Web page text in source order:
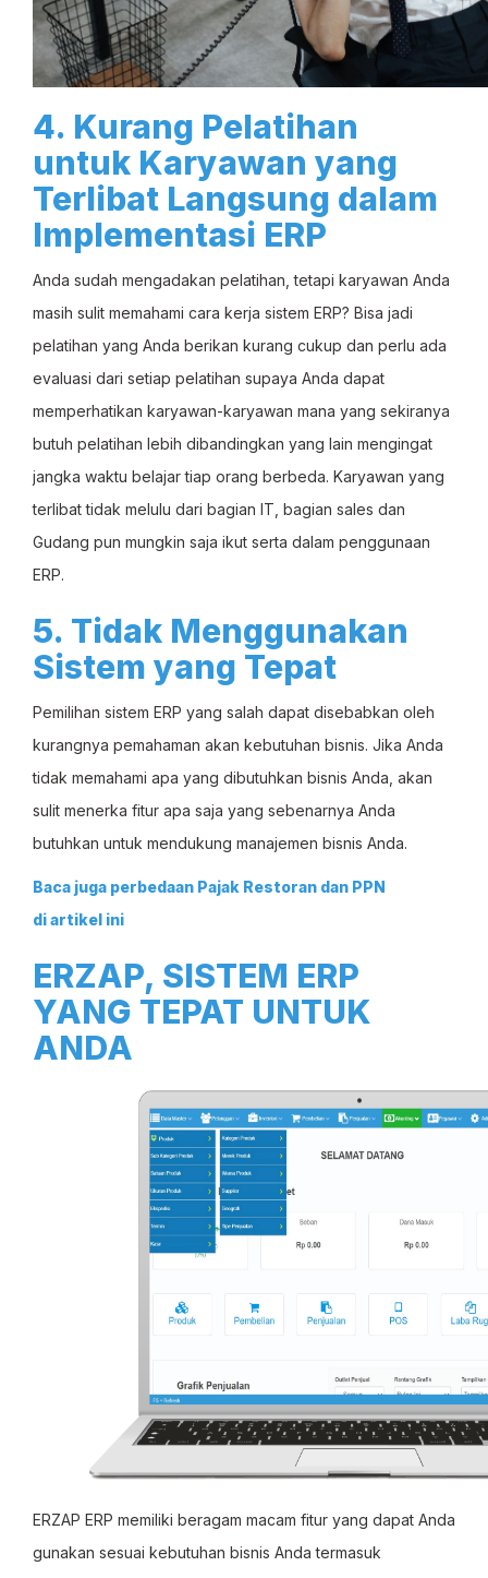
4. Kurang Pelatihan
untuk Karyawan yang
Terlibat Langsung dalam
Implementasi ERP
Anda sudah mengadakan pelatihan, tetapi karyawan Anda
masih sulit memahami cara kerja sistem ERP? Bisa jadi
pelatihan yang Anda berikan kurang cukup dan perlu ada
evaluasi dari setiap pelatihan supaya Anda dapat
memperhatikan karyawan-karyawan mana yang sekiranya
butuh pelatihan lebih dibandingkan yang lain mengingat
jangka waktu belajar tiap orang berbeda. Karyawan yang
terlibat tidak melulu dari bagian IT, bagian sales dan
Gudang pun mungkin saja ikut serta dalam penggunaan
ERP.
5. Tidak Menggunakan
Sistem yang Tepat
Pemilihan sistem ERP yang salah dapat disebabkan oleh
kurangnya pemahaman akan kebutuhan bisnis. Jika Anda
tidak memahami apa yang dibutuhkan bisnis Anda, akan
sulit menerka fitur apa saja yang sebenarnya Anda
butuhkan untuk mendukung manajemen bisnis Anda.
Baca juga perbedaan Pajak Restoran dan PPN
diartikel ini
ERZAP, SISTEM ERP
YANG TEPAT UNTUK
ANDA
ERZAP ERP memiliki beragam macam fitur yang dapat Anda
gunakan sesuai kebutuhan bisnis Anda termasuk